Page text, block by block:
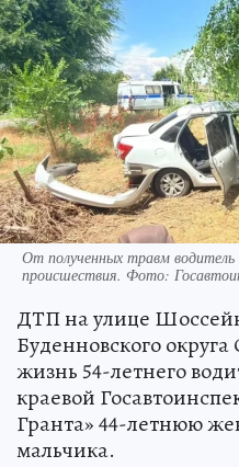
От полученных травм водитель
происшествия. Фото:
ДТП на улице
Буденновского
жизнь 54-летнего
краевой
Гранта» 44-летнюю
мальчика.